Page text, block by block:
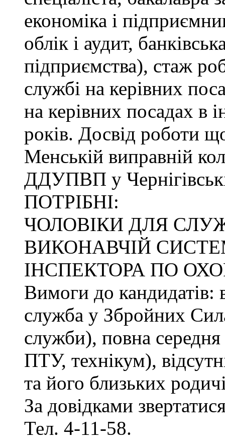
економіка і
облік і аудит,
підприємства), стаж
службі на керівних
на керівних посадах в
років. Досвід роботи
Менській виправній
ДДУПВП у
ПОТРІБНІ:
ЧОЛОВІКИ ДЛЯ
ВИКОНАВЧІЙ
ІНСПЕКТОРА ПО
Вимоги до кандидатів:
служба у Збройних
служби), повна середня
ПТУ, технікум),
та його близьких
За довідками
Тел. 4-11-58.